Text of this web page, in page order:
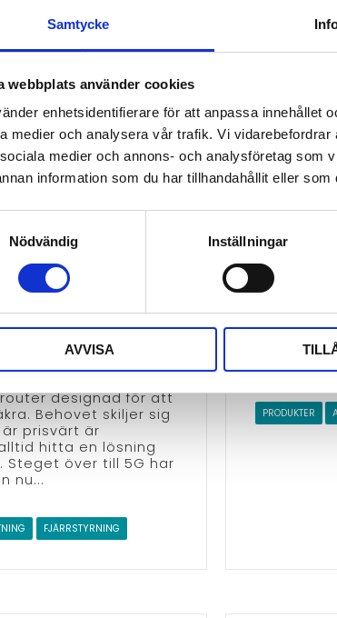
Samtycke
webbplats använder cookies
enhetsidentifierare för att anpassa innehållet
medier och analysera vår trafik. Vi
medier och annons- och analysföretag som
information som du har tillhandahållit eller
Nödvändig
Inställningar
AVVISA
5G?
att erbjuder
presterande avsett
energi eller
designad för att
Behovet skiljer sig
prisvärt är
hitta en lösning
Steget över till 5G har
nu...
FJÄRRSTYRNING
14 maj 2025
Gaslarm
Många
diesel
höga
PRODUKTER